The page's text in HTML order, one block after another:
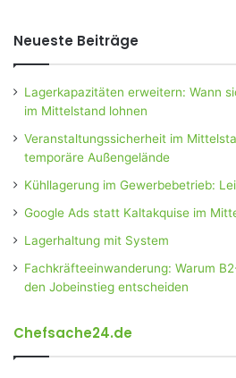
Neueste Beiträge
Lagerkapazitäten erweitern: Wann
im Mittelstand lohnen
Veranstaltungssicherheit im
temporäre Außengelände
Kühllagerung im Gewerbebetrieb:
Google Ads statt Kaltakquise im
Lagerhaltung mit System
Fachkräfteeinwanderung: Warum
den Jobeinstieg entscheiden
Chefsache24.de